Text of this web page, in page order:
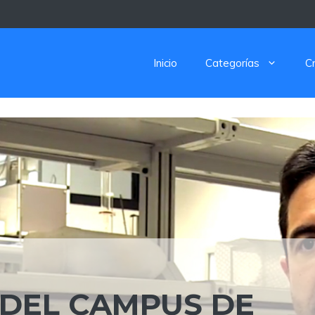
Inicio Categorías
CAMPUS DE